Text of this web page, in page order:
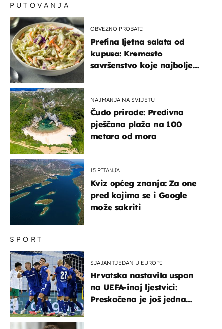
SPORT
SJAJAN TJEDAN U EUROPI
Hrvatska nastavila uspon
na UEFA-inoj ljestvici:
Preskočena je još jedna
PUTOVANJA
OBVEZNO PROBATI!
Prefina ljetna salata od
kupusa: Kremasto
savršenstvo koje najbolje
NAJMANJA NA SVIJETU
Čudo prirode: Predivna
pješčana plaža na 100
metara od mora
15 PITANJA
Kviz općeg znanja: Za one
pred kojima se i Google
može sakriti